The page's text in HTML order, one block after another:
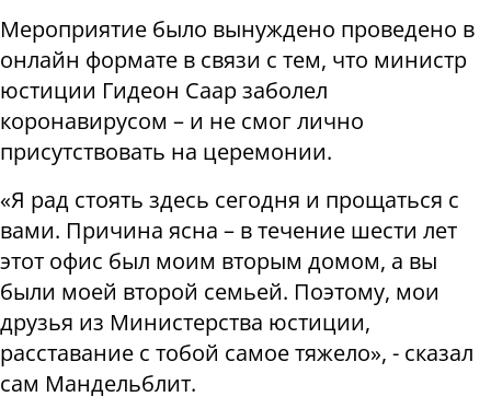
Мероприятие было вынуждено проведено в
онлайн формате в связи с тем, что министр
юстиции Гидеон Саар заболел
коронавирусом – и не смог лично
присутствовать на церемонии.
«Я рад стоять здесь сегодня и прощаться с
вами. Причина ясна – в течение шести лет
этот офис был моим вторым домом, а вы
были моей второй семьей. Поэтому, мои
друзья из Министерства юстиции,
расставание с тобой самое тяжело», - сказал
сам Мандельблит.